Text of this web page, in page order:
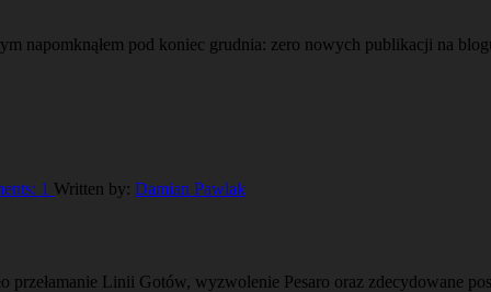
napomknąłem pod koniec grudnia: zero nowych publikacji na
1 Written by: Damian Pawlak
przełamanie Linii Gotów, wyzwolenie Pesaro oraz zdecydowane